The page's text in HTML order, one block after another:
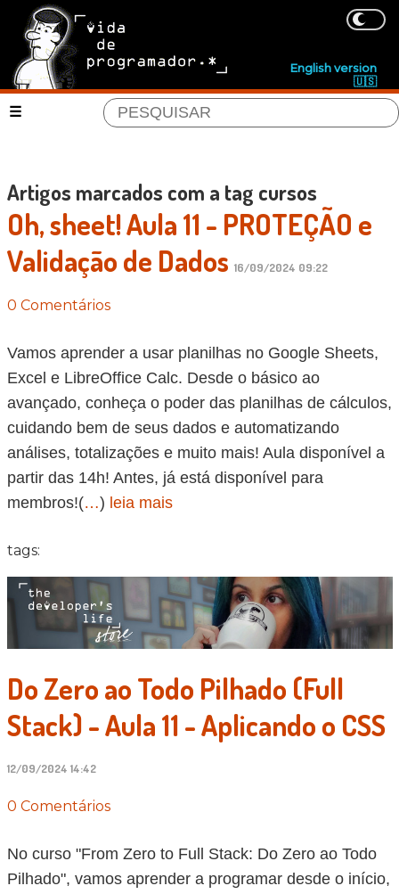
English version
🇺🇸
Artigos marcados com a tag cursos
Oh, sheet! Aula 11 - PROTEÇÃO e
Validação de Dados 16/09/2024 09:22
0 Comentários
Vamos aprender a usar planilhas no Google Sheets,
Excel e LibreOffice Calc. Desde o básico ao
avançado, conheça o poder das planilhas de cálculos,
cuidando bem de seus dados e automatizando
análises, totalizações e muito mais! Aula disponível a
partir das 14h! Antes, já está disponível para
membros!(…) leia mais
tags:
Do Zero ao Todo Pilhado (Full
Stack) - Aula 11 - Aplicando o CSS
12/09/2024 14:42
0 Comentários
No curso "From Zero to Full Stack: Do Zero ao Todo
Pilhado", vamos aprender a programar desde o início,